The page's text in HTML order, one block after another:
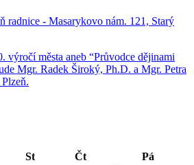
radnice - Masarykovo nám. 121, Starý
výročí města aneb “Průvodce dějinami
Mgr. Radek Široký, Ph.D. a Mgr. Petra
St Čt Pá